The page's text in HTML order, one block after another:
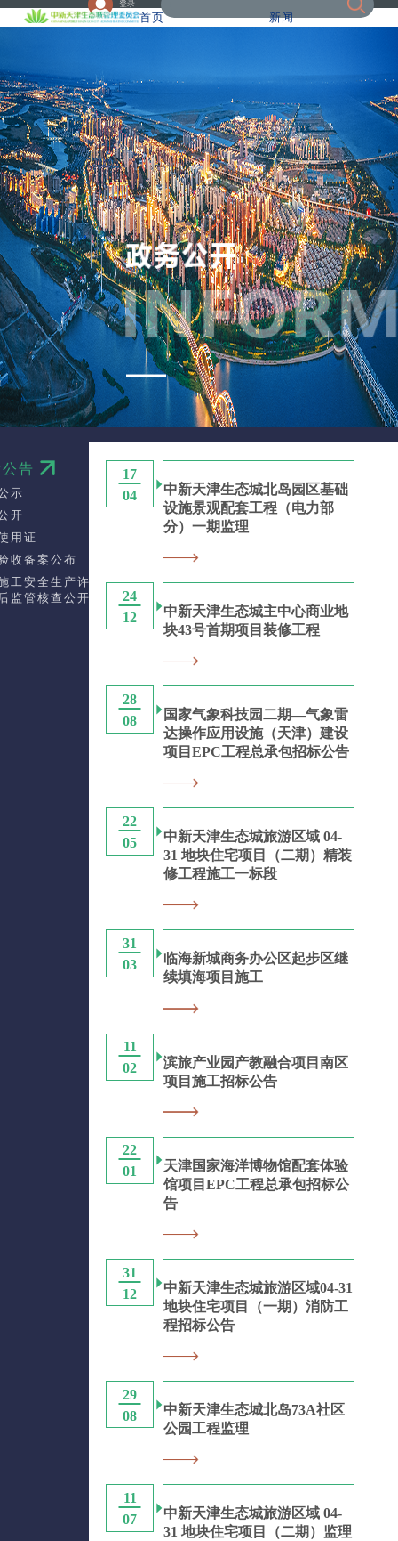
登录
首页 新闻
告
示
开
用证
收备案公布
工安全生产许可
监管核查公开
17
04
中新天津生态城北岛园区基础
设施景观配套工程（电力部
分）一期监理
24
12
中新天津生态城主中心商业地
块43号首期项目装修工程
28
08
国家气象科技园二期—气象雷
达操作应用设施（天津）建设
项目EPC工程总承包招标公告
22
05
中新天津生态城旅游区域 04-
31 地块住宅项目（二期）精装
修工程施工一标段
31
03
临海新城商务办公区起步区继
续填海项目施工
11
02
滨旅产业园产教融合项目南区
项目施工招标公告
22
01
天津国家海洋博物馆配套体验
馆项目EPC工程总承包招标公
告
31
12
中新天津生态城旅游区域04-31
地块住宅项目（一期）消防工
程招标公告
29
08
中新天津生态城北岛73A社区
公园工程监理
11
07
中新天津生态城旅游区域 04-
31 地块住宅项目（二期）监理